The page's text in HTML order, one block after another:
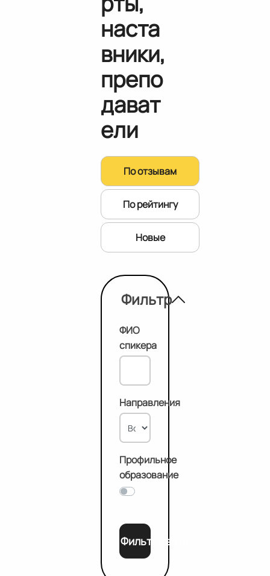
наста
вники,
препо
дават
ели
По отзывам
По рейтингу
Новые
Фильтр
ФИО
спикера
Направления
Профильное
образование
Фильтровать